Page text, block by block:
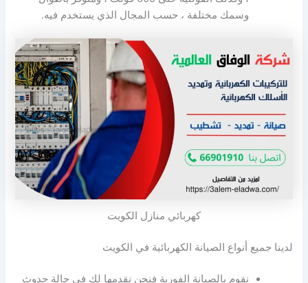
وسمك مختلفة ، حسب المجال الذي يستخدم فيه.
كهربائي منازل الكويت
لدينا جميع أنواع الصيانة الكهربائية في الكويت
نقوم بالصيانة الفورية فنحن نقدمها لك في حالة حدوث